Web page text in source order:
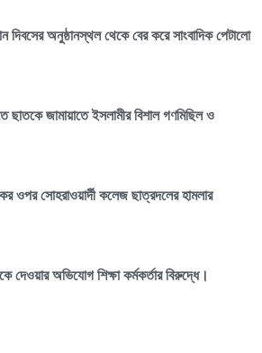
অনুষ্ঠানস্থল থেকে বের করে সাংবাদিক পেটালো
ছাতকে জামায়াতে ইসলামীর বিশাল গণমিছিল ও
ওপর সোহরাওয়ার্দী কলেজ ছাত্রদলের হামলার
দেওয়ার অভিযোগ শিক্ষা কর্মকর্তার বিরুদ্ধে।